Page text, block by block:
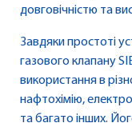
довговічністю та
Завдяки простоті
газового клапану
використання в
нафтохімію,
та багато інших.